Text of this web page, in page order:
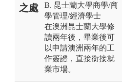
之處
B. 昆士蘭大學商學/商
學管理/經濟學士
在澳洲昆士蘭大學修
讀兩年後，畢業後可
以申請澳洲兩年的工
作簽證，直接銜接就
業市場。